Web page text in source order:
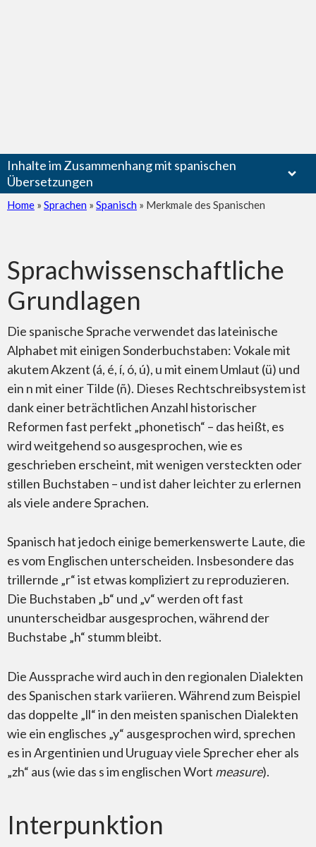
Inhalte im Zusammenhang mit spanischen
Übersetzungen
Übersetzung in die und aus der spanischen Sprache
Merkmale des Spanischen
Home » Sprachen » Spanisch » Merkmale des Spanischen
Sprachwissenschaftliche
Grundlagen
Die spanische Sprache verwendet das lateinische
Alphabet mit einigen Sonderbuchstaben: Vokale mit
akutem Akzent (á, é, í, ó, ú), u mit einem Umlaut (ü) und
ein n mit einer Tilde (ñ). Dieses Rechtschreibsystem ist
dank einer beträchtlichen Anzahl historischer
Reformen fast perfekt „phonetisch“ – das heißt, es
wird weitgehend so ausgesprochen, wie es
geschrieben erscheint, mit wenigen versteckten oder
stillen Buchstaben – und ist daher leichter zu erlernen
als viele andere Sprachen.
Spanisch hat jedoch einige bemerkenswerte Laute, die
es vom Englischen unterscheiden. Insbesondere das
trillernde „r“ ist etwas kompliziert zu reproduzieren.
Die Buchstaben „b“ und „v“ werden oft fast
ununterscheidbar ausgesprochen, während der
Buchstabe „h“ stumm bleibt.
Die Aussprache wird auch in den regionalen Dialekten
des Spanischen stark variieren. Während zum Beispiel
das doppelte „ll“ in den meisten spanischen Dialekten
wie ein englisches „y“ ausgesprochen wird, sprechen
es in Argentinien und Uruguay viele Sprecher eher als
„zh“ aus (wie das s im englischen Wort measure).
Interpunktion